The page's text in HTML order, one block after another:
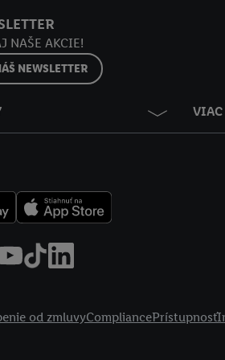
NAŠE AKCIE!
NEWSLETTER
od zmluvyCompliancePrístupnosť